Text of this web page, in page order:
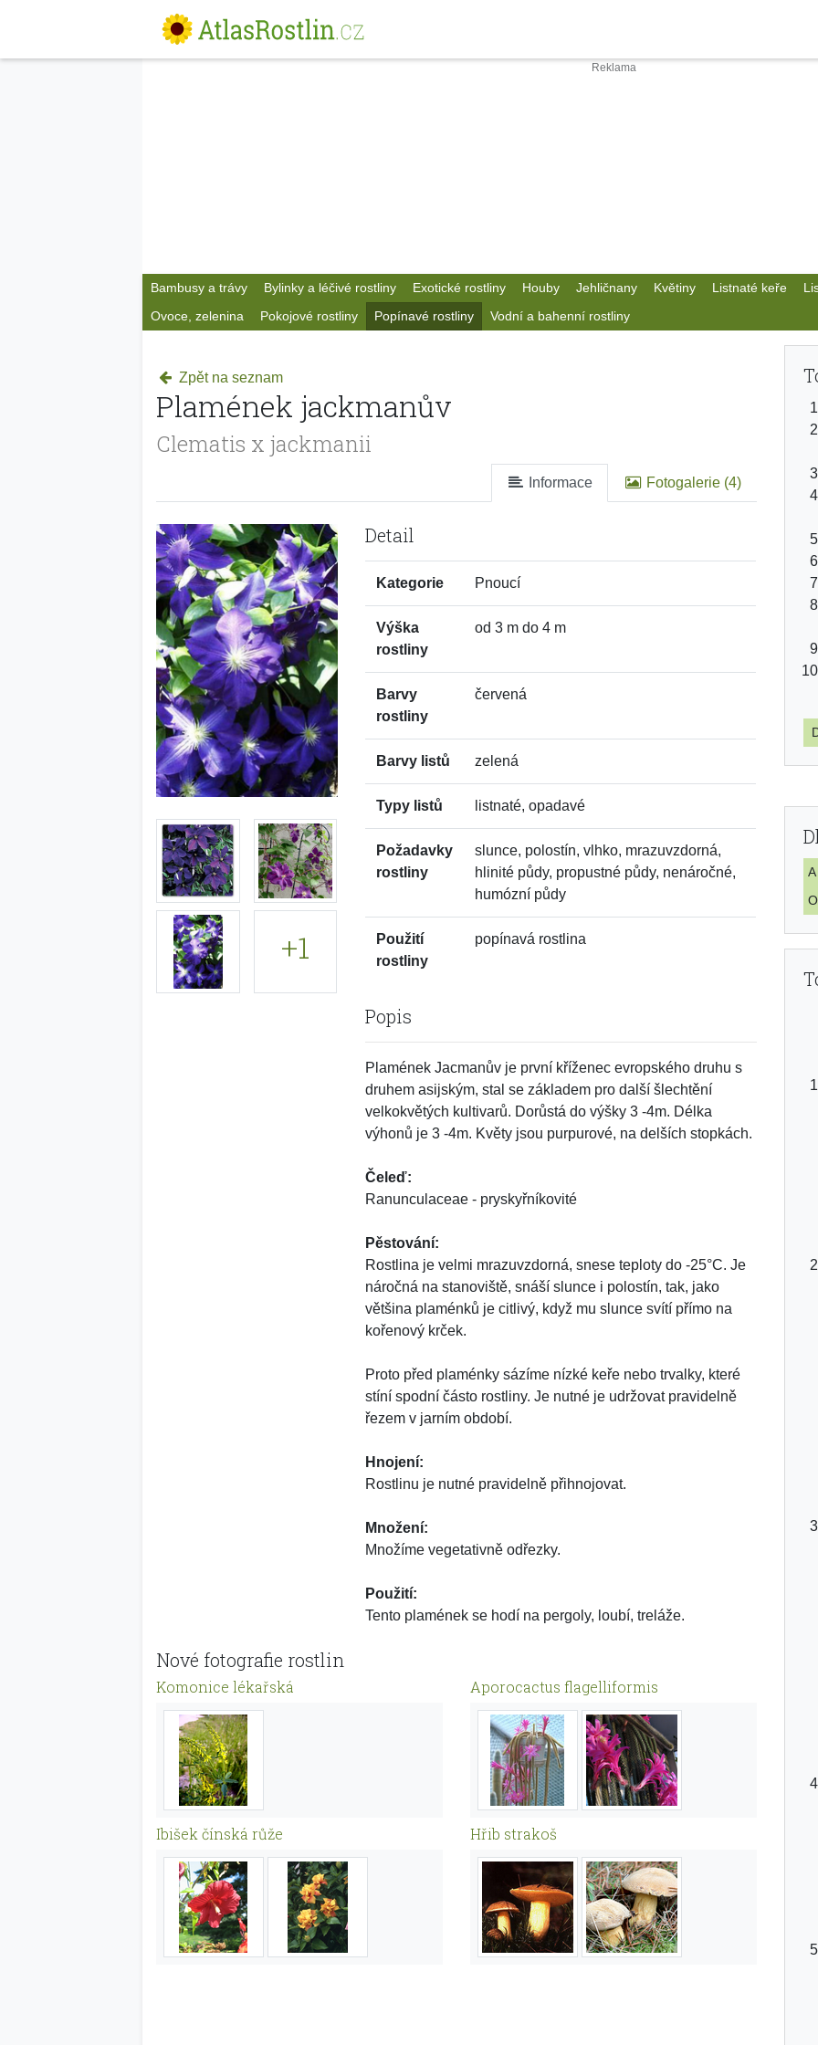
Bambusy a trávy Bylinky a léčivé rostliny Exotické rostliny Houby Jehličnany Květiny Listnaté keře
Ovoce, zelenina
Pokojové rostliny Popínavé rostliny Vodní a bahenní rostliny
Zpět na seznam
Plamének jackmanův
Clematis x jackmanii
Informace Fotogalerie (4)
+1
Detail
Kategorie Pnoucí
Výška
rostliny
od 3 m do 4 m
Barvy
rostliny
červená
Barvy listů zelená
Typy listů listnaté, opadavé
Požadavky
rostliny
slunce, polostín, vlhko, mrazuvzdorná,
hlinité půdy, propustné půdy, nenáročné,
humózní půdy
Použití
rostliny
popínavá rostlina
Popis
Plamének Jacmanův je první kříženec evropského druhu s
druhem asijským, stal se základem pro další šlechtění
velkokvětých kultivarů. Dorůstá do výšky 3 -4m. Délka
výhonů je 3 -4m. Květy jsou purpurové, na delších stopkách.
Čeleď:
Ranunculaceae - pryskyřníkovité
Pěstování:
Rostlina je velmi mrazuvzdorná, snese teploty do -25°C. Je
náročná na stanoviště, snáší slunce i polostín, tak, jako
většina plaménků je citlivý, když mu slunce svítí přímo na
kořenový krček.
Proto před plaménky sázíme nízké keře nebo trvalky, které
stíní spodní částo rostliny. Je nutné je udržovat pravidelně
řezem v jarním období.
Hnojení:
Rostlinu je nutné pravidelně přihnojovat.
Množení:
Množíme vegetativně odřezky.
Použití:
Tento plamének se hodí na pergoly, loubí, treláže.
Nové fotografie rostlin
Komonice lékařská Aporocactus flagelliformis
Ibišek čínská růže Hřib strakoš
A
O